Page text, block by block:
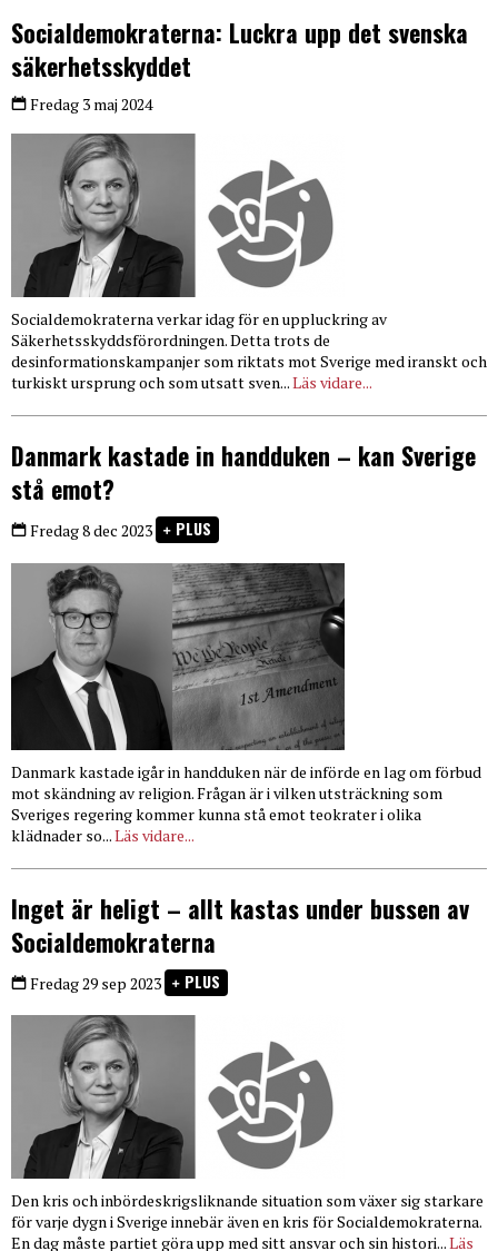
Socialdemokraterna: Luckra upp det svenska
säkerhetsskyddet
Fredag 3 maj 2024
Socialdemokraterna verkar idag för en uppluckring av
Säkerhetsskyddsförordningen. Detta trots de
desinformationskampanjer som riktats mot Sverige med iranskt och
turkiskt ursprung och som utsatt sven...Läs vidare...
Danmark kastade in handduken – kan Sverige
stå emot?
Fredag 8 dec 2023 PLUS
Danmark kastade igår in handduken när de införde en lag om förbud
mot skändning av religion. Frågan är i vilken utsträckning som
Sveriges regering kommer kunna stå emot teokrater i olika
klädnader so...Läs vidare...
Inget är heligt – allt kastas under bussen av
Socialdemokraterna
Fredag 29 sep 2023 PLUS
Den kris och inbördeskrigsliknande situation som växer sig starkare
för varje dygn i Sverige innebär även en kris för Socialdemokraterna.
En dag måste partiet göra upp med sitt ansvar och sin histori...Läs